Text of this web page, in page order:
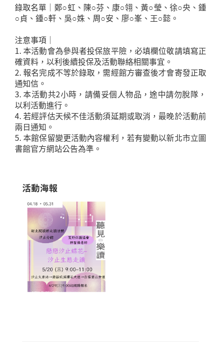
錄取名單｜鄭○虹、陳○芬、康○翎、黃○瑩、徐○央、鍾
○貞、鍾○軒、吳○姝、周○安、廖○峯、王○懿。
注意事項｜
1. 本活動會為參與者投保旅平險，必填欄位敬請填寫正
確資料，以利後續投保及活動聯絡相關事宜。
2. 報名完成不等於錄取，需經館方審查後才會寄發正取
通知信。
3. 本活動共2小時，請備妥個人物品，途中請勿脫隊，
以利活動進行。
4. 若經評估天候不佳活動須延期或取消，最晚於活動前
兩日通知。
5. 本館保留變更活動內容權利，若有變動以新北市立圖
書館官方網站公告為準。
活動海報